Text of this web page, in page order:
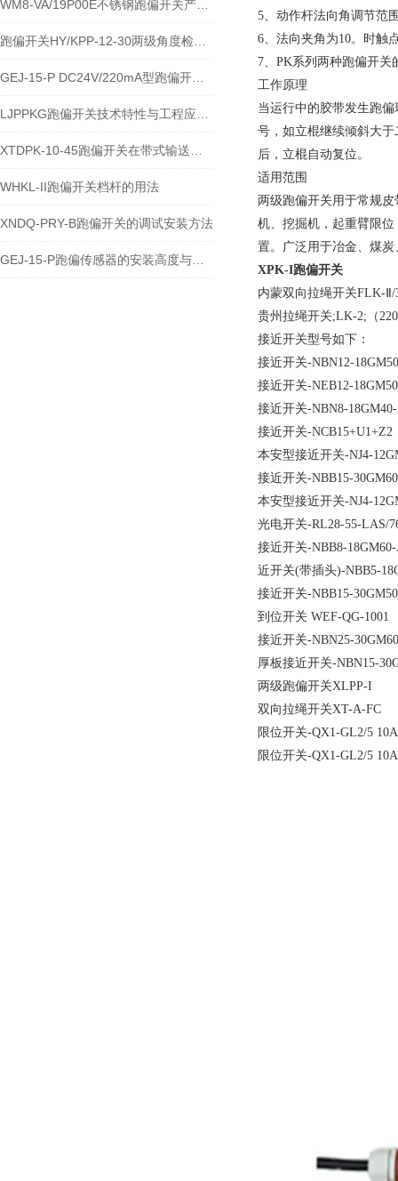
WHKL-II跑偏开关档杆的用法
XNDQ-PRY-B跑偏开关的调试安装方法
5、动作杆法向角调节范
6、法向夹角为10。时触
7、PK系列两种跑偏开
工作原理
当运行中的胶带发生跑
号，如立棍继续倾斜大
后，立棍自动复位。
适用范围
两级跑偏开关用于常规
机、挖掘机，起重臂限
置。广泛用于冶金、煤
XPK-I跑偏开关
内蒙双向拉绳开关FLK-Ⅱ/
贵州拉绳开关;LK-2;（
接近开关型号如下：
接近开关-NBN12-
接近开关-NEB12-
接近开关-NBN8-
接近开关-NCB15+U1+Z2
本安型接近开关-NJ4-
接近开关-NBB15-
本安型接近开关-NJ4-
光电开关-RL28-55-LAS/
接近开关-NBB8-
近开关(带插头)-NBB5-
接近开关-NBB15-
到位开关 WEF-QG-1001
接近开关-NBN25-
厚板接近开关-NBN15-
两级跑偏开关XLPP-I
双向拉绳开关XT-A-FC
限位开关-QX1-GL2/5
限位开关-QX1-GL2/5